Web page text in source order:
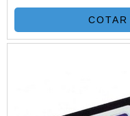
qualidade da área
lembrar que o
adquirido com
garantir a
materiais, além de
substituições...